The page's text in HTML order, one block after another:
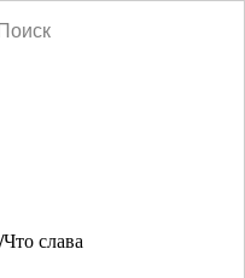
Поиск
слава